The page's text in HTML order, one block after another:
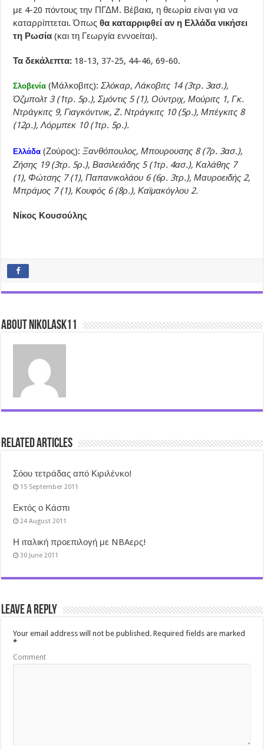
με 4-20 πόντους την ΠΓΔΜ. Βέβαια, η θεωρία είναι για να
καταρρίπτεται. Όπως θα καταρριφθεί αν η Ελλάδα νικήσει
τη Ρωσία(και τη Γεωργία εννοείται).
Τα δεκάλεπτα: 18-13, 37-25, 44-46, 69-60.
Σλοβενία (Μάλκοβιτς):Σλόκαρ, Λάκοβιτς 14 (3τρ. 3ασ.),
Όζμπολτ 3 (1τρ. 5ρ.), Σμόντις 5 (1), Ούντριχ, Μούριτς 1, Γκ.
Ντράγκιτς 9, Γιαγκόντνικ, Ζ. Ντράγκιτς 10 (5ρ.), Μπέγκιτς 8
(12ρ.), Λόρμπεκ 10 (1τρ. 5ρ.).
Ελλάδα (Ζούρος):Ξανθόπουλος, Μπουρουσης 8 (7ρ. 3ασ.),
Ζήσης 19 (3τρ. 5ρ.), Βασιλειάδης 5 (1τρ. 4ασ.), Καλάθης 7
(1), Φώτσης 7 (1), Παπανικολάου 6 (6ρ. 3τρ.), Μαυροειδής 2,
Μπράμος 7 (1), Κουφός 6 (8ρ.), Καϊμακόγλου 2.
Νίκος Κουσούλης
About nikolask11
Related Articles
Σόου τετράδας από Κιριλένκο!
15 September 2011
Εκτός ο Κάσπι
24 August 2011
Η ιταλική προεπιλογή με NBAερς!
30 June 2011
Leave a Reply
Your email address will not be published. Required fields are marked
*
Comment